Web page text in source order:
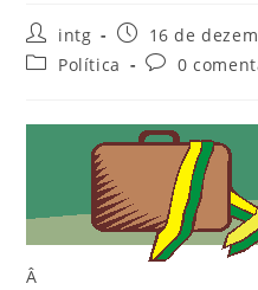
intg
16 de
Política
0
Â